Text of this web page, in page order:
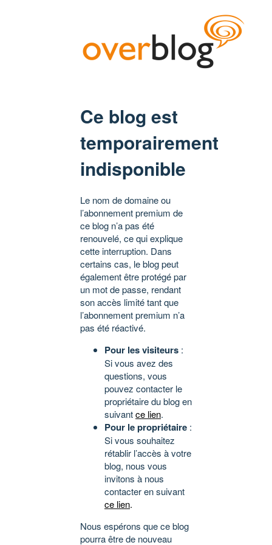
Ce blog est
temporairement
indisponible
Le nom de domaine ou
l’abonnement premium de
ce blog n’a pas été
renouvelé, ce qui explique
cette interruption. Dans
certains cas, le blog peut
également être protégé par
un mot de passe, rendant
son accès limité tant que
l’abonnement premium n’a
pas été réactivé.
Pour les visiteurs :
Si vous avez des
questions, vous
pouvez contacter le
propriétaire du blog en
suivantce lien.
Pour le propriétaire :
Si vous souhaitez
rétablir l’accès à votre
blog, nous vous
invitons à nous
contacter en suivant
ce lien.
Nous espérons que ce blog
pourra être de nouveau